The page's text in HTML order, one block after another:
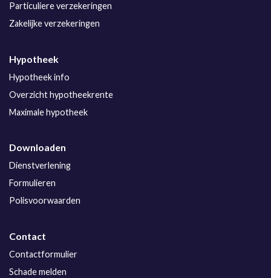
Particuliere verzekeringen
Zakelijke verzekeringen
Hypotheek
Hypotheek info
Overzicht hypotheekrente
Maximale hypotheek
Downloaden
Dienstverlening
Formulieren
Polisvoorwaarden
Contact
Contactformulier
Schade melden